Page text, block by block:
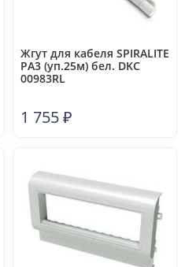
Жгут для кабеля SPIRALITE
PA3 (уп.25м) бел. DKC
00983RL
1 755₽